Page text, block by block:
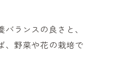
ランスの良さと、
、野菜や花の栽培で